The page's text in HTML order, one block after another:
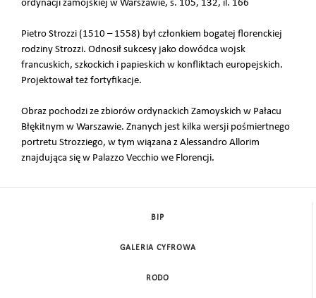
ordynacji zamojskiej w Warszawie, s. 105, 132, il. 166
Pietro Strozzi (1510 – 1558) był członkiem bogatej florenckiej
rodziny Strozzi. Odnosił sukcesy jako dowódca wojsk
francuskich, szkockich i papieskich w konfliktach europejskich.
Projektował też fortyfikacje.
Obraz pochodzi ze zbiorów ordynackich Zamoyskich w Pałacu
Błękitnym w Warszawie. Znanych jest kilka wersji pośmiertnego
portretu Strozziego, w tym wiązana z Alessandro Allorim
znajdująca się w Palazzo Vecchio we Florencji.
BIP
GALERIA CYFROWA
RODO